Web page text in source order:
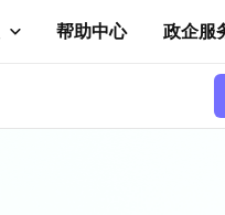
帮助中心 政企服